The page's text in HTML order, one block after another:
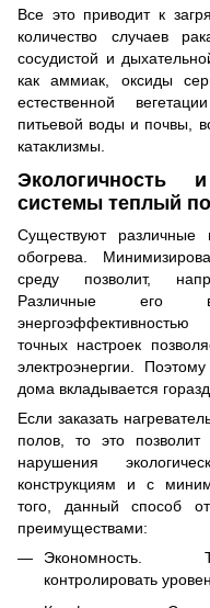
Все это приводит к
количество случаев
сосудистой и
как аммиак, оксиды
естественной
питьевой воды и почвы,
катаклизмы.
Экологичность
системы теплый
Существуют
обогрева.
среду позволит,
Различные его
точных настроек
электроэнергии.
дома вкладывается
Если заказать
полов, то это
нарушения
конструкциям и с
того, данный способ
преимуществами:
Экономность.
контролировать